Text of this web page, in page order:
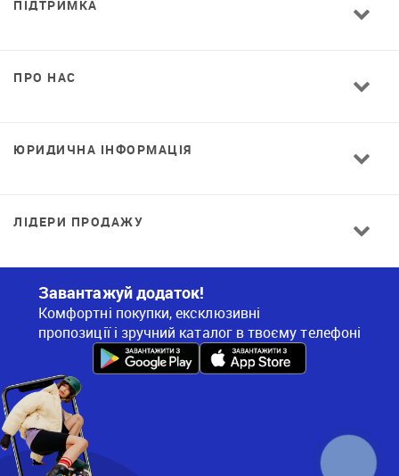
ПІДТРИМКА
ПРО НАС
ЮРИДИЧНА ІНФОРМАЦІЯ
ЛІДЕРИ ПРОДАЖУ
Завантажуй додаток!
Комфортні покупки, ексклюзивні
пропозиції і зручний каталог в твоєму телефоні